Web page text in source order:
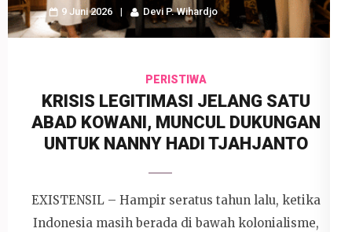
9 Juni 2026 Devi P. Wihardjo
PERISTIWA
KRISIS LEGITIMASI JELANG SATU
ABAD KOWANI, MUNCUL DUKUNGAN
UNTUK NANNY HADI TJAHJANTO
EXISTENSIL – Hampir seratus tahun lalu, ketika
Indonesia masih berada di bawah kolonialisme,